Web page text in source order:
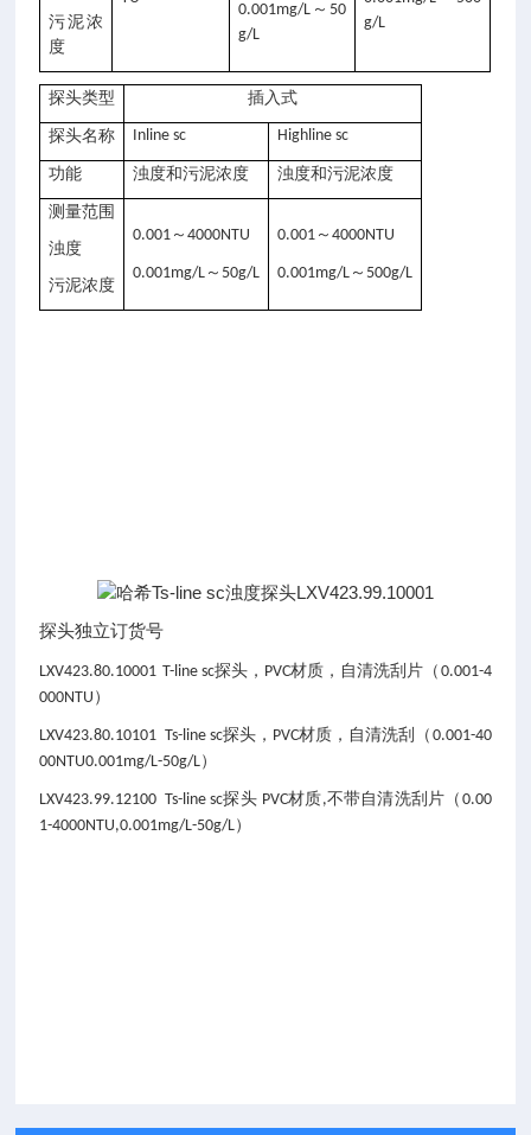
污泥浓
度
0.001mg/L ～ 50
g/L
g/L
探头类型 插入式
探头名称 Inline sc Highline sc
功能 浊度和污泥浓度 浊度和污泥浓度
测量范围
浊度
污泥浓度
0.001 ～4000NTU
0.001mg/L ～ 50g/L
0.001 ～4000NTU
0.001mg/L ～ 500g/L
探头独立订货号
LXV423.80.10001 T-line sc探头， PVC材质，自清洗刮片（ 0.001-4
000NTU ）
LXV423.80.10101 Ts-line sc探头， PVC材质，自清洗刮（ 0.001-40
00NTU0.001mg/L-50g/L）
LXV423.99.12100 Ts-line sc探头 PVC材质,不带自清洗刮片（ 0.00
1-4000NTU,0.001mg/L-50g/L）